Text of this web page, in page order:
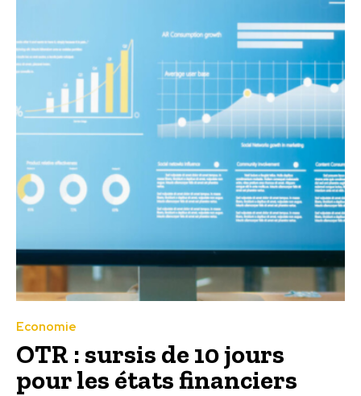
Economie
OTR : sursis de 10 jours
pour les états financiers